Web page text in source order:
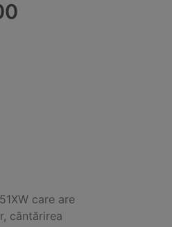
care are
cântărirea